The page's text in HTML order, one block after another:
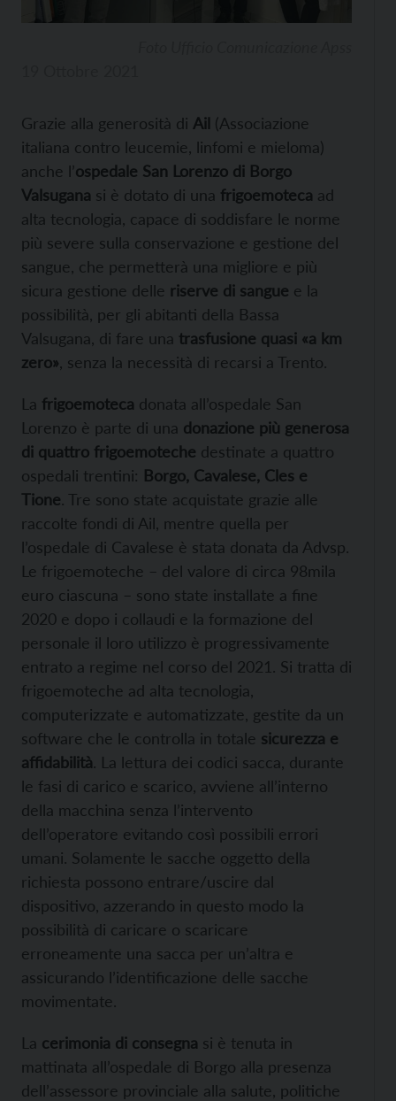
Grazie alla generosità di Ail (Associazione
italiana contro leucemie, linfomi e mieloma)
anche l’ospedale San Lorenzo di Borgo
Valsugana si è dotato di una frigoemoteca ad
alta tecnologia, capace di soddisfare le norme
più severe sulla conservazione e gestione del
sangue, che permetterà una migliore e più
sicura gestione delle riserve di sangue e la
possibilità, per gli abitanti della Bassa
Valsugana, di fare una trasfusione quasi «a km
zero» , senza la necessità di recarsi a Trento.
La frigoemoteca donata all’ospedale San
Lorenzo è parte di una donazione più generosa
di quattro frigoemoteche destinate a quattro
ospedali trentini: Borgo, Cavalese, Cles e
Tione. Tre sono state acquistate grazie alle
raccolte fondi di Ail, mentre quella per
l’ospedale di Cavalese è stata donata da Advsp.
Le frigoemoteche – del valore di circa 98mila
euro ciascuna – sono state installate a fine
2020 e dopo i collaudi e la formazione del
personale il loro utilizzo è progressivamente
entrato a regime nel corso del 2021. Si tratta di
frigoemoteche ad alta tecnologia,
computerizzate e automatizzate, gestite da un
software che le controlla in totale sicurezza e
affidabilità. La lettura dei codici sacca, durante
le fasi di carico e scarico, avviene all’interno
della macchina senza l’intervento
dell’operatore evitando così possibili errori
umani. Solamente le sacche oggetto della
richiesta possono entrare/uscire dal
dispositivo, azzerando in questo modo la
possibilità di caricare o scaricare
erroneamente una sacca per un’altra e
assicurando l’identificazione delle sacche
movimentate.
La cerimonia di consegna si è tenuta in
mattinata all’ospedale di Borgo alla presenza
dell’assessore provinciale alla salute, politiche